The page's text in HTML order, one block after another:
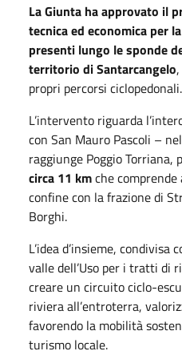
La Giunta ha approvato il
tecnica ed economica per
presenti lungo le sponde
territorio di Santarcangelo
propri percorsi ciclopedonali.
L’intervento riguarda
con San Mauro Pascoli –
raggiunge Poggio Torriana,
circa 11 kmche
confine con la frazione di
Borghi.
L’idea d’insieme,
valle dell’Uso per i tratti di
creare un circuito ciclo-
riviera all’entroterra,
favorendo la mobilità
turismo locale.